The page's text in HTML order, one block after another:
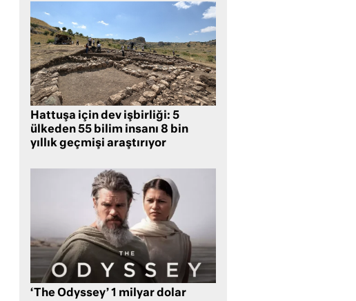
Hattuşa için dev işbirliği: 5
ülkeden 55 bilim insanı 8 bin
yıllık geçmişi araştırıyor
‘The Odyssey’ 1 milyar dolar